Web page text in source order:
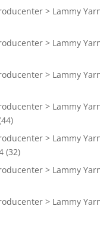
> Lammy
> Lammy
> Lammy
> Lammy
> Lammy
(32)
> Lammy
> Lammy